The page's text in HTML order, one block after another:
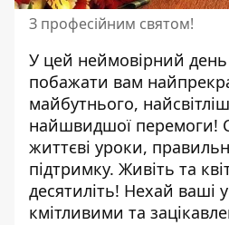
З професійним святом!
У цей неймовірний день
побажати вам
майбутнього,
найшвидшої перемоги!
життєві уроки,
підтримку. Живіть та
десятиліть! Нехай ваші
кмітливими та